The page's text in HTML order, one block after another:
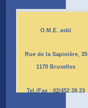
O.M.E. asbl
Rue de la Sapinière, 35
1170 Bruxelles
Tel./Fax : 02/452.28.23